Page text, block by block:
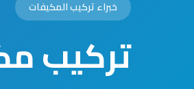
خبراء تركيب المكيفات
تركيب